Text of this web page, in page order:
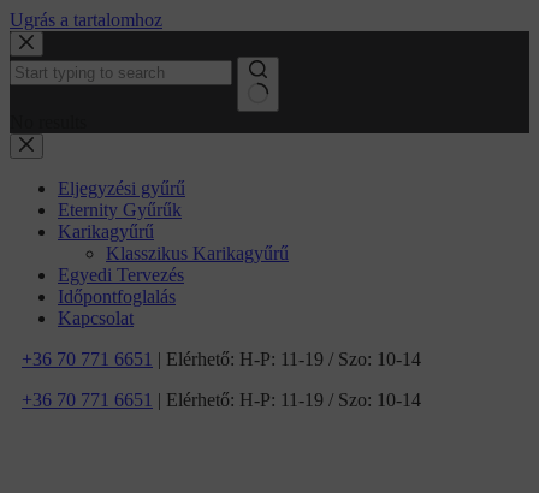
Ugrás a tartalomhoz
Eljegyzési gyűrű
Eternity Gyűrűk
Karikagyűrű
Klasszikus Karikagyűrű
Egyedi Tervezés
Időpontfoglalás
Kapcsolat
+36 70 771 6651 | Elérhető: H-P: 11-19 / Szo: 10-14
+36 70 771 6651 | Elérhető: H-P: 11-19 / Szo: 10-14